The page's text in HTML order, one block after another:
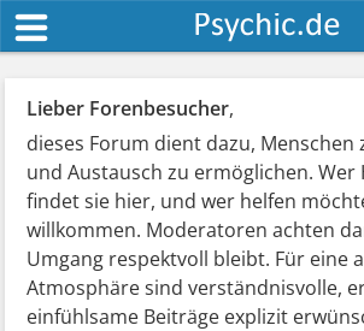
Lieber Forenbesucher,
dieses Forum dient dazu,
und Austausch zu ermöglichen. Wer
findet sie hier, und wer helfen
willkommen. Moderatoren achten
Umgang respektvoll bleibt. Für eine
Atmosphäre sind verständnisvolle,
einfühlsame Beiträge explizit